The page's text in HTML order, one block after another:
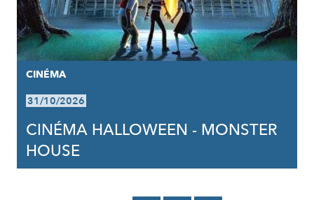
CINÉMA
31/10/2026
CINÉMA HALLOWEEN - MONSTER
HOUSE